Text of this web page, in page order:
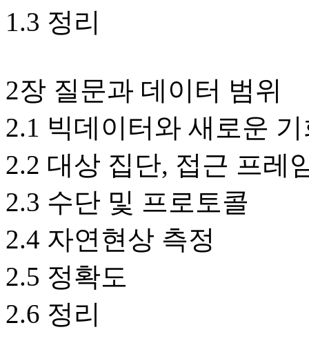
1.3 정리
2장 질문과 데이터 범위
2.1 빅데이터와 새로운
2.2 대상 집단, 접근 프레
2.3 수단 및 프로토콜
2.4 자연현상 측정
2.5 정확도
2.6 정리